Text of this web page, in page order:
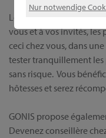
Nur notwendige
Lors d’une
vous et à vos invités, les
ceci chez vous, dans
tester tranquillement les
sans risque. Vous
hôtesses et serez
GONIS propose
Devenez conseillère